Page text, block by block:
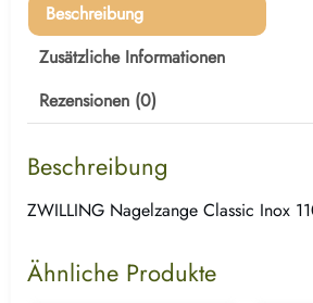
Beschreibung
Zusätzliche Informationen
Rezensionen (0)
Beschreibung
ZWILLING Nagelzange Classic Inox
Ähnliche Produkte